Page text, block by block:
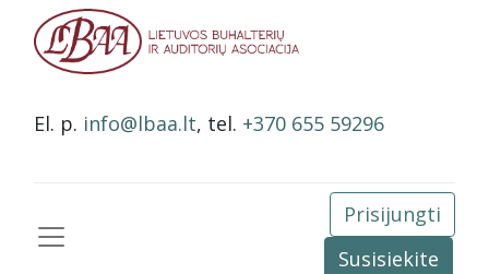
El. p. info@lbaa.lt, tel. +370 655 59296
Prisijungti
Susisiekite